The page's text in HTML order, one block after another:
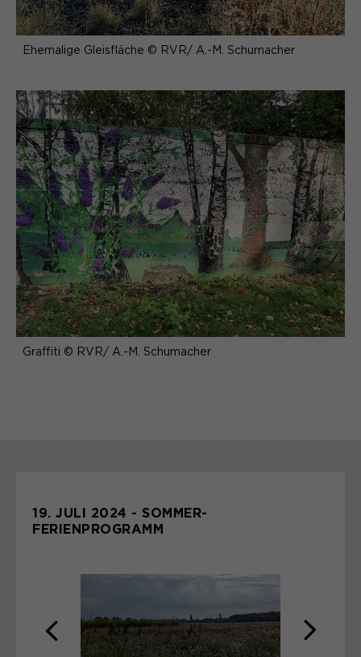
Ehemalige Gleisfläche © RVR/ A.-M. Schumacher
Graffiti © RVR/ A.-M. Schumacher
19. JULI 2024 - SOMMER-
FERIENPROGRAMM
zurück